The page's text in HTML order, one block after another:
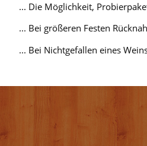
... Die Möglichkeit,
... Bei größeren Festen
... Bei Nichtgefallen eines